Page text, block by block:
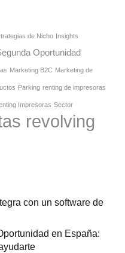
de Nicho Insights
Oportunidad
Marketing B2C Marketing de
Parking renting de impresoras
Impresoras Sector
revolving
con un software de
en España: